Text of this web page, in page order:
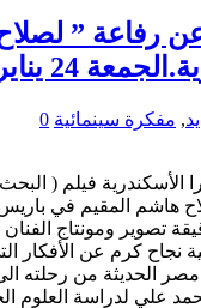
رفاعة ”
24 يناير.7 مساء
, مفكرة سينمائية 0
الأسكندرية فيلم (
هاشم المقيم في
الطويل 62 دقيقة تصوير
نجاح كرم عن الأفكار
الحديثة من رحلته